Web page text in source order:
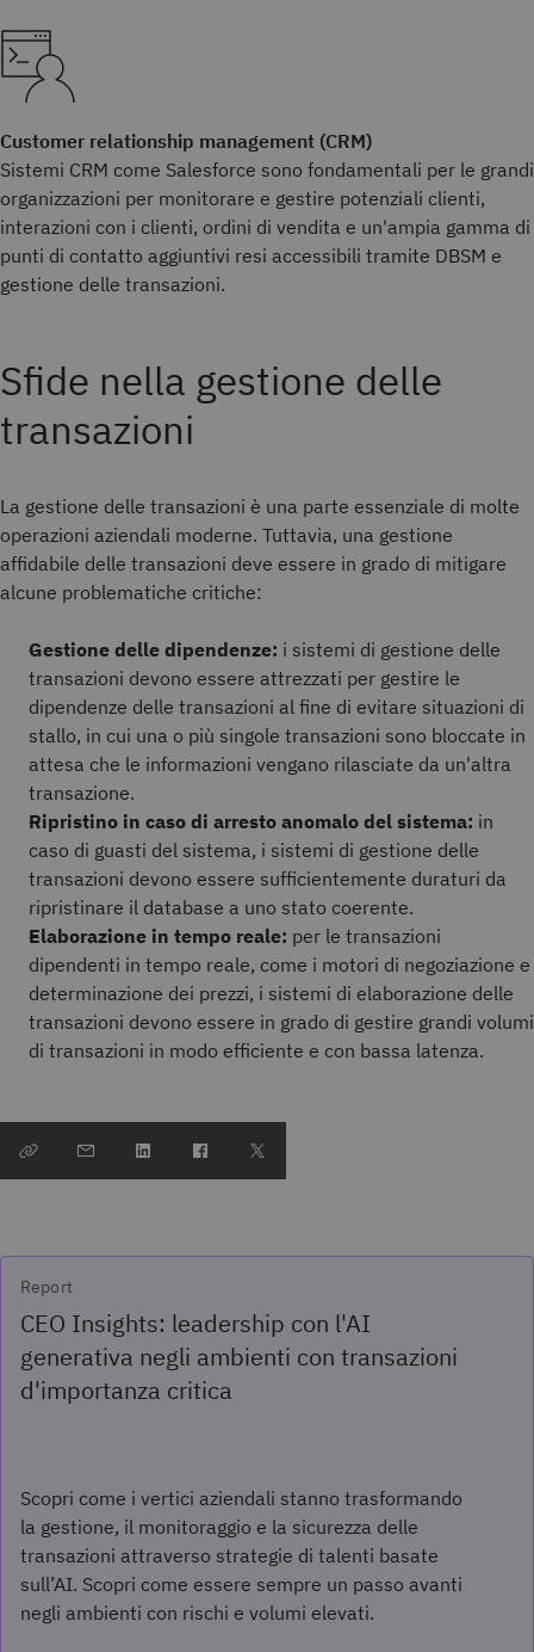
Customer relationship management (CRM)
Sistemi CRM come Salesforce sono fondamentali per le grandi
organizzazioni per monitorare e gestire potenziali clienti,
interazioni con i clienti, ordini di vendita e un'ampia gamma di
punti di contatto aggiuntivi resi accessibili tramite DBSM e
gestione delle transazioni.
Sfide nella gestione delle
transazioni
La gestione delle transazioni è una parte essenziale di molte
operazioni aziendali moderne. Tuttavia, una gestione
affidabile delle transazioni deve essere in grado di mitigare
alcune problematiche critiche:
Gestione delle dipendenze: i sistemi di gestione delle
transazioni devono essere attrezzati per gestire le
dipendenze delle transazioni al fine di evitare situazioni di
stallo, in cui una o più singole transazioni sono bloccate in
attesa che le informazioni vengano rilasciate da un'altra
transazione.
Ripristino in caso di arresto anomalo del sistema: in
caso di guasti del sistema, i sistemi di gestione delle
transazioni devono essere sufficientemente duraturi da
ripristinare il database a uno stato coerente.
Elaborazione in tempo reale: per le transazioni
dipendenti in tempo reale, come i motori di negoziazione e
determinazione dei prezzi, i sistemi di elaborazione delle
transazioni devono essere in grado di gestire grandi volumi
di transazioni in modo efficiente e con bassa latenza.
Report
CEO Insights: leadership con l'AI
generativa negli ambienti con transazioni
d'importanza critica
Scopri come i vertici aziendali stanno trasformando
la gestione, il monitoraggio e la sicurezza delle
transazioni attraverso strategie di talenti basate
sull’AI. Scopri come essere sempre un passo avanti
negli ambienti con rischi e volumi elevati.